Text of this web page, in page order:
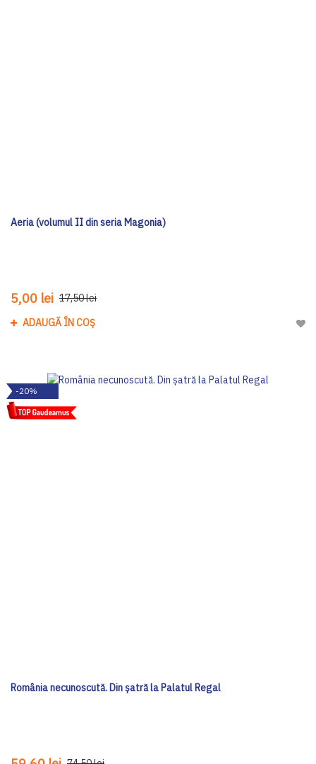
Aeria (volumul II din seria Magonia)
5,00 lei 17,50 lei
ADAUGĂ ÎN COȘ
-20%
România necunoscută. Din șatră la Palatul Regal